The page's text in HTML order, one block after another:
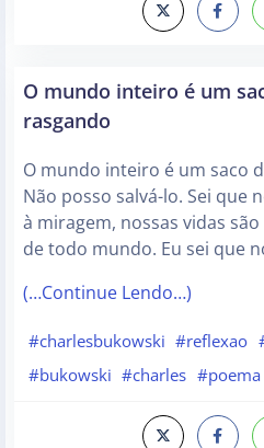
O mundo inteiro é um
rasgando
O mundo inteiro é um saco
Não posso salvá-lo. Sei que
à miragem, nossas vidas
de todo mundo. Eu sei que
(…Continue Lendo…)
#charlesbukowski #reflexao
#bukowski #charles #poema